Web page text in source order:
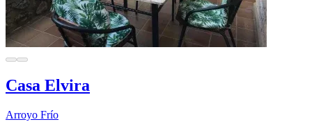
Casa Elvira
Arroyo Frío